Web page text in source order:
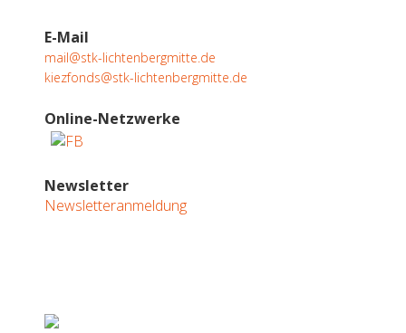
E-Mail
mail@stk-lichtenbergmitte.de
kiezfonds@stk-lichtenbergmitte.de
Online-Netzwerke
Newsletter
Newsletteranmeldung